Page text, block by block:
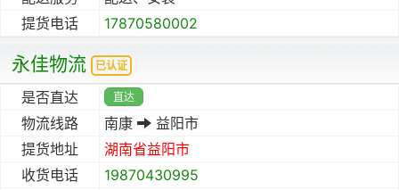
提货电话
17870580002
永佳物流 已认证
是否直达 直达
物流线路 南康
益阳市
提货地址
湖南省益阳市
收货电话
19870430995